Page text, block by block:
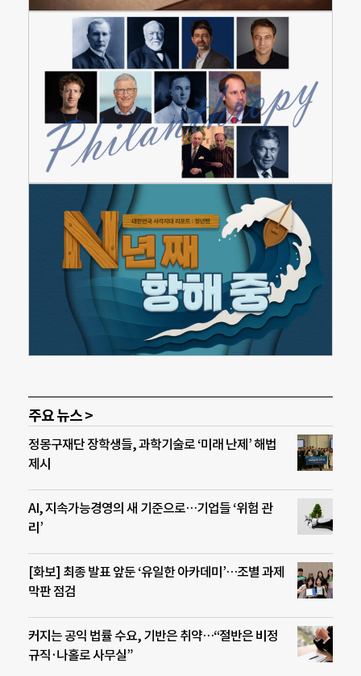
주요 뉴스 >
정몽구재단 장학생들, 과학기술로 ‘미래 난제’ 해법
제시
AI, 지속가능경영의 새 기준으로…기업들 ‘위험 관
리’
[화보] 최종 발표 앞둔 ‘유일한 아카데미’…조별 과제
막판 점검
커지는 공익 법률 수요, 기반은 취약…“절반은 비정
규직·나홀로 사무실”